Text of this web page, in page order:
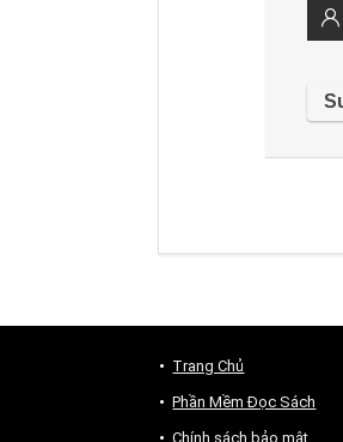
Trang Chủ
Phần Mềm Đọc Sách
Chính sách bảo mật